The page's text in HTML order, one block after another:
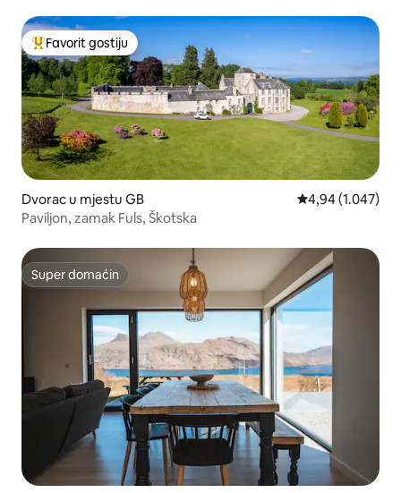
Glavni favorit gostiju
Favorit gostiju
Dvorac u mjestu GB prosječna
4,94 (1.047)
Paviljon, zamak Fuls, Škotska
Super domaćin
Super domaćin